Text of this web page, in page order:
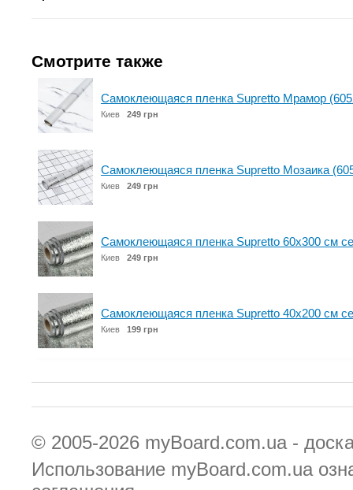
Смотрите также
Самоклеющаяся пленка Supretto Мрамор
Киев 249 грн
Самоклеющаяся пленка Supretto Мозаика
Киев 249 грн
Самоклеющаяся пленка Supretto 60x300 см
Киев 249 грн
Самоклеющаяся пленка Supretto 40x200 см
Киев 199 грн
© 2005-2026 myBoard.com.ua -
Использование myBoard.com.ua